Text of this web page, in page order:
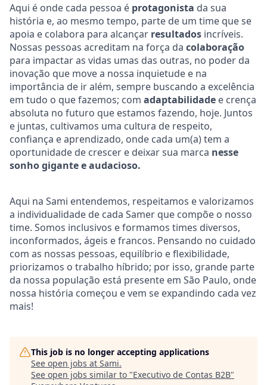
Aqui é onde cada pessoa é protagonista da sua
história e, ao mesmo tempo, parte de um time que se
apoia e colabora para alcançar resultados incríveis.
Nossas pessoas acreditam na força da colaboração
para impactar as vidas umas das outras, no poder da
inovação que move a nossa inquietude e na
importância de ir além, sempre buscando a excelência
em tudo o que fazemos; com adaptabilidade e crença
absoluta no futuro que estamos fazendo, hoje. Juntos
e juntas, cultivamos uma cultura de respeito,
confiança e aprendizado, onde cada um(a) tem a
oportunidade de crescer e deixar sua marca nesse
sonho gigante e audacioso.
Aqui na Sami entendemos, respeitamos e valorizamos
a individualidade de cada Samer que compõe o nosso
time. Somos inclusivos e formamos times diversos,
inconformados, ágeis e francos. Pensando no cuidado
com as nossas pessoas, equilíbrio e flexibilidade,
priorizamos o trabalho híbrido; por isso, grande parte
da nossa população está presente em São Paulo, onde
nossa história começou e vem se expandindo cada vez
mais!
This job is no longer accepting applications
See open jobs at Sami.
See open jobs similar to "Executivo de Contas B2B"